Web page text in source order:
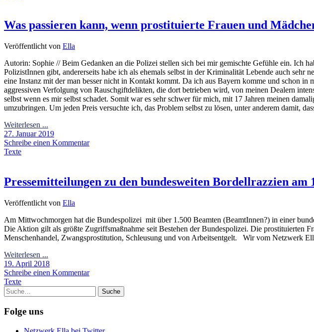
Was passieren kann, wenn prostituierte Frauen und
Veröffentlicht von Ella
Autorin: Sophie // Beim Gedanken an die Polizei stellen sich bei mir gemischte Gefühle ein. Ich
PolizistInnen gibt, andererseits habe ich als ehemals selbst in der Kriminalität Lebende auch
eine Instanz mit der man besser nicht in Kontakt kommt. Da ich aus Bayern komme und schon
aggressiven Verfolgung von Rauschgiftdelikten, die dort betrieben wird, von meinen Dealern
selbst wenn es mir selbst schadet. Somit war es sehr schwer für mich, mit 17 Jahren meinen
umzubringen. Um jeden Preis versuchte ich, das Problem selbst zu lösen, unter anderem damit,
Weiterlesen ...
27. Januar 2019
Schreibe einen Kommentar
Texte
Pressemitteilungen zu den bundesweiten Bordellrazzien am
Veröffentlicht von Ella
Am Mittwochmorgen hat die Bundespolizei mit über 1.500 Beamten (BeamtInnen?) in einer
Die Aktion gilt als größte Zugriffsmaßnahme seit Bestehen der Bundespolizei. Die prostituierten
Menschenhandel, Zwangsprostitution, Schleusung und von Arbeitsentgelt. Wir vom Netzwerk
Weiterlesen ...
19. April 2018
Schreibe einen Kommentar
Texte
Suche
Folge uns